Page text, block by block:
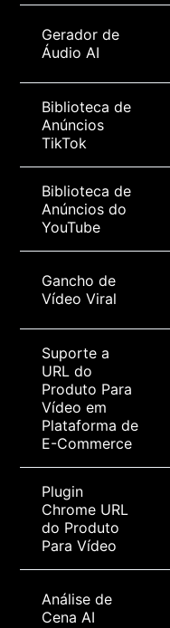
Gerador de
Áudio AI
Biblioteca de
Anúncios
TikTok
Biblioteca de
Anúncios do
YouTube
Gancho de
Vídeo Viral
Suporte a
URL do
Produto Para
Vídeo em
Plataforma de
E-Commerce
Plugin
Chrome URL
do Produto
Para Vídeo
Análise de
Cena AI